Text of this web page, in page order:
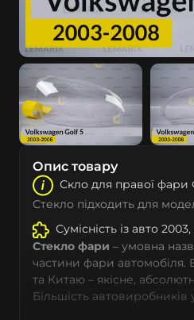
Опис товару
Скло для правої фари
Стекло підходить для
Сумісність із авто
Стекло фари – умовна
частини фари автомобіля.
та Китаю – якісне,
Більшість
тому не слід дивуватися,